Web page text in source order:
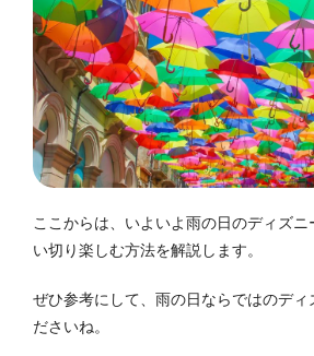
ここからは、いよいよ雨の日のディズニ
い切り楽しむ方法を解説します。
ぜひ参考にして、雨の日ならではのディ
ださいね。